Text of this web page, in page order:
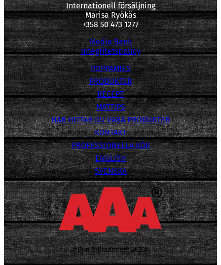
Internationell försäljning
Marisa Ryökäs
+358 50 473 1277
Media Bank
Integritetspolicy
POPPAMIES
PRODUKTER
RECEPT
MATTIPS
HAR HITTAR DU VARA PRODUKTER
KONTAKT
PROFESSIONELLA KÖK
ENGLISH
SVENSKA